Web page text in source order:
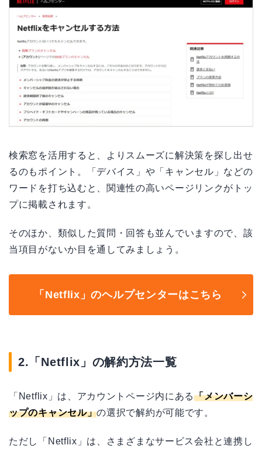
検索窓を活用すると、よりスムーズに解決策を探し出せ
るのもポイント。「デバイス」や「キャンセル」などの
ワードを打ち込むと、関連性の高いページリンクがトッ
プに掲載されます。
そのほか、類似した質問・回答も並んでいますので、該
当項目がないか目を通してみましょう。
「Netflix」のヘルプセンターはこちら
2.「Netflix」の解約方法一覧
「Netflix」は、アカウントページ内にある「メンバーシ
ップのキャンセル」の選択で解約が可能です。
ただし「Netflix」は、さまざまなサービス会社と連携し